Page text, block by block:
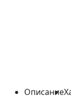
Описание